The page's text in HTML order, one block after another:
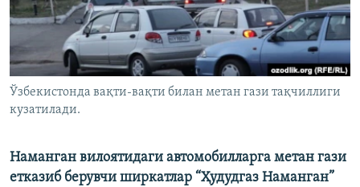
Ўзбекистонда вақти-вақти билан метан гази тақчиллиги
кузатилади.
Наманган вилоятидаги автомобилларга метан гази
етказиб берувчи ширкатлар “Ҳудудгаз Наманган”